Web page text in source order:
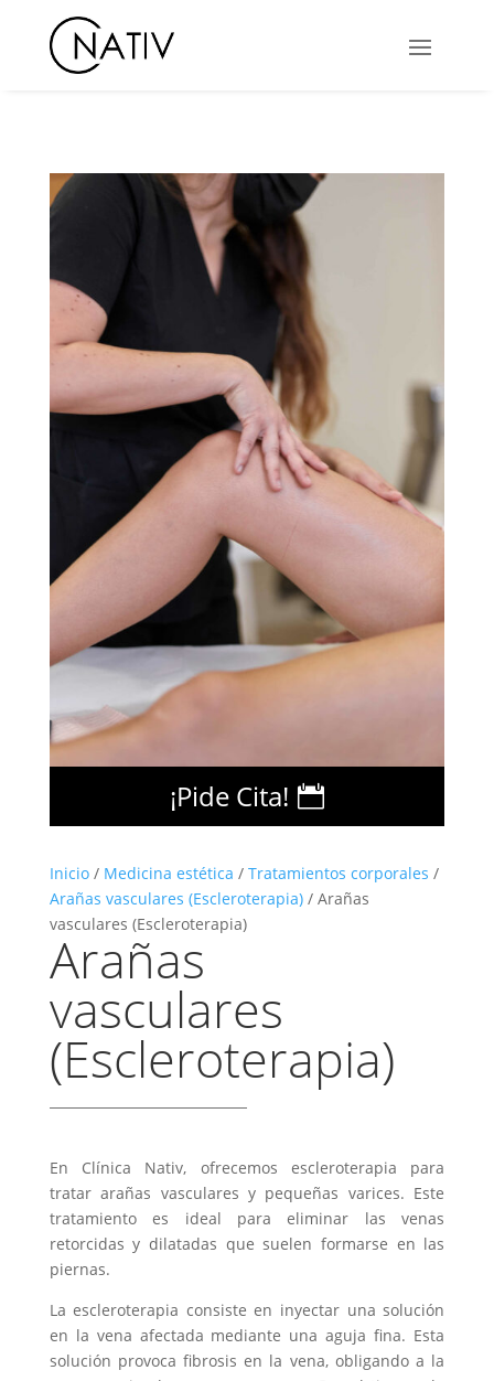
¡Pide Cita!
Inicio/ Medicina estética / Tratamientos corporales /
Arañas vasculares (Escleroterapia)/ Arañas
vasculares (Escleroterapia)
Arañas
vasculares
(Escleroterapia)
En Clínica Nativ, ofrecemos escleroterapia para
tratar arañas vasculares y pequeñas varices. Este
tratamiento es ideal para eliminar las venas
retorcidas y dilatadas que suelen formarse en las
piernas.
La escleroterapia consiste en inyectar una solución
en la vena afectada mediante una aguja fina. Esta
solución provoca fibrosis en la vena, obligando a la